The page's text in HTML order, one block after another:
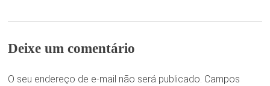
Deixe um comentário
O seu endereço de e-mail não será publicado. Campos